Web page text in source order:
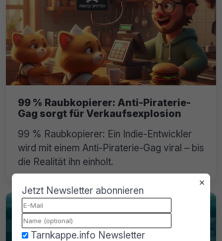
99 % Raubkopierer: Anti-Piraterie-
Gag sorgt für Verkaufsexplosion
99 % Raubkopierer: Ein Indie-Entwickler
wird mit einem Anti-Piraterie-Gag viral – bis
die Realität ihn einholt.
×
Jetzt Newsletter abonnieren
Tarnkappe.info Newsletter